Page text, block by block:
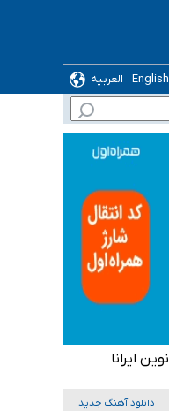
English
العربیه
نوین ایرانا
دانلود آهنگ جدید